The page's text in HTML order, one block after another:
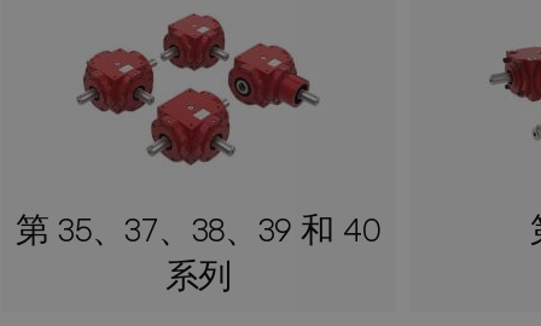
第 35、37、38、39 和 40
系列